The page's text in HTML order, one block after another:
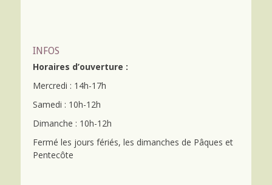
INFOS
Horaires d’ouverture :
Mercredi : 14h-17h
Samedi : 10h-12h
Dimanche : 10h-12h
Fermé les jours fériés, les dimanches de Pâques et
Pentecôte